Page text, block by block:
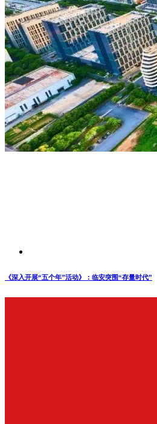
《深入开展“五个年”活动》：临安突围“存量时代”